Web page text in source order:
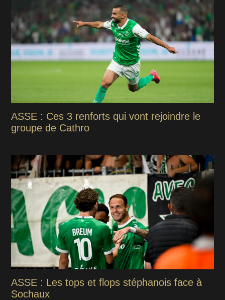
ASSE : Ces 3 renforts qui vont rejoindre le
groupe de Cathro
ASSE : Les tops et flops stéphanois face à
Sochaux